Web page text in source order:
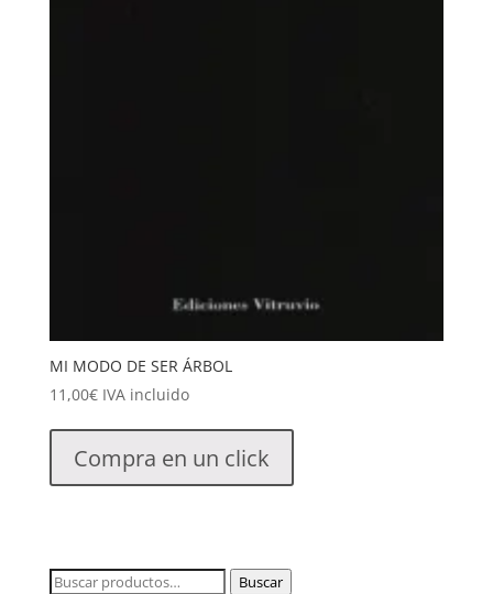
MI MODO DE SER ÁRBOL
11,00€ IVA incluido
Compra en un click
Buscar
Buscar